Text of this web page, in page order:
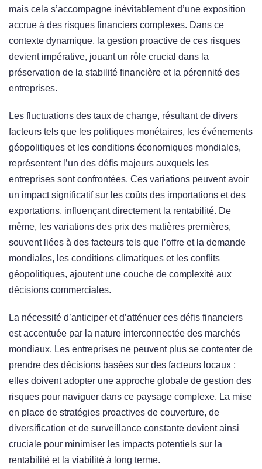
mais cela s’accompagne inévitablement d’une exposition
accrue à des risques financiers complexes. Dans ce
contexte dynamique, la gestion proactive de ces risques
devient impérative, jouant un rôle crucial dans la
préservation de la stabilité financière et la pérennité des
entreprises.
Les fluctuations des taux de change, résultant de divers
facteurs tels que les politiques monétaires, les événements
géopolitiques et les conditions économiques mondiales,
représentent l’un des défis majeurs auxquels les
entreprises sont confrontées. Ces variations peuvent avoir
un impact significatif sur les coûts des importations et des
exportations, influençant directement la rentabilité. De
même, les variations des prix des matières premières,
souvent liées à des facteurs tels que l’offre et la demande
mondiales, les conditions climatiques et les conflits
géopolitiques, ajoutent une couche de complexité aux
décisions commerciales.
La nécessité d’anticiper et d’atténuer ces défis financiers
est accentuée par la nature interconnectée des marchés
mondiaux. Les entreprises ne peuvent plus se contenter de
prendre des décisions basées sur des facteurs locaux ;
elles doivent adopter une approche globale de gestion des
risques pour naviguer dans ce paysage complexe. La mise
en place de stratégies proactives de couverture, de
diversification et de surveillance constante devient ainsi
cruciale pour minimiser les impacts potentiels sur la
rentabilité et la viabilité à long terme.